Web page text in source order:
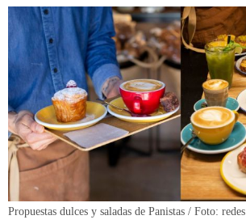
Propuestas dulces y saladas de Panistas / Foto: redes